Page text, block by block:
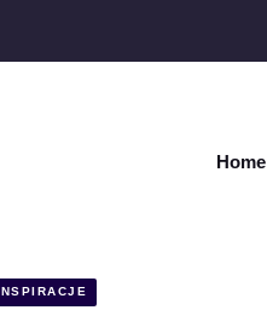
Home
INSPIRACJE